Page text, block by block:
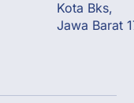
Kota Bks,
Jawa Barat